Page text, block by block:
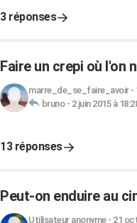
3 réponses
Faire un crepi où l'on
marre_de_se_faire_avoir-
bruno- 2 juin 2015 à
13 réponses
Peut-on enduire au
Utilisateur anonyme- 21